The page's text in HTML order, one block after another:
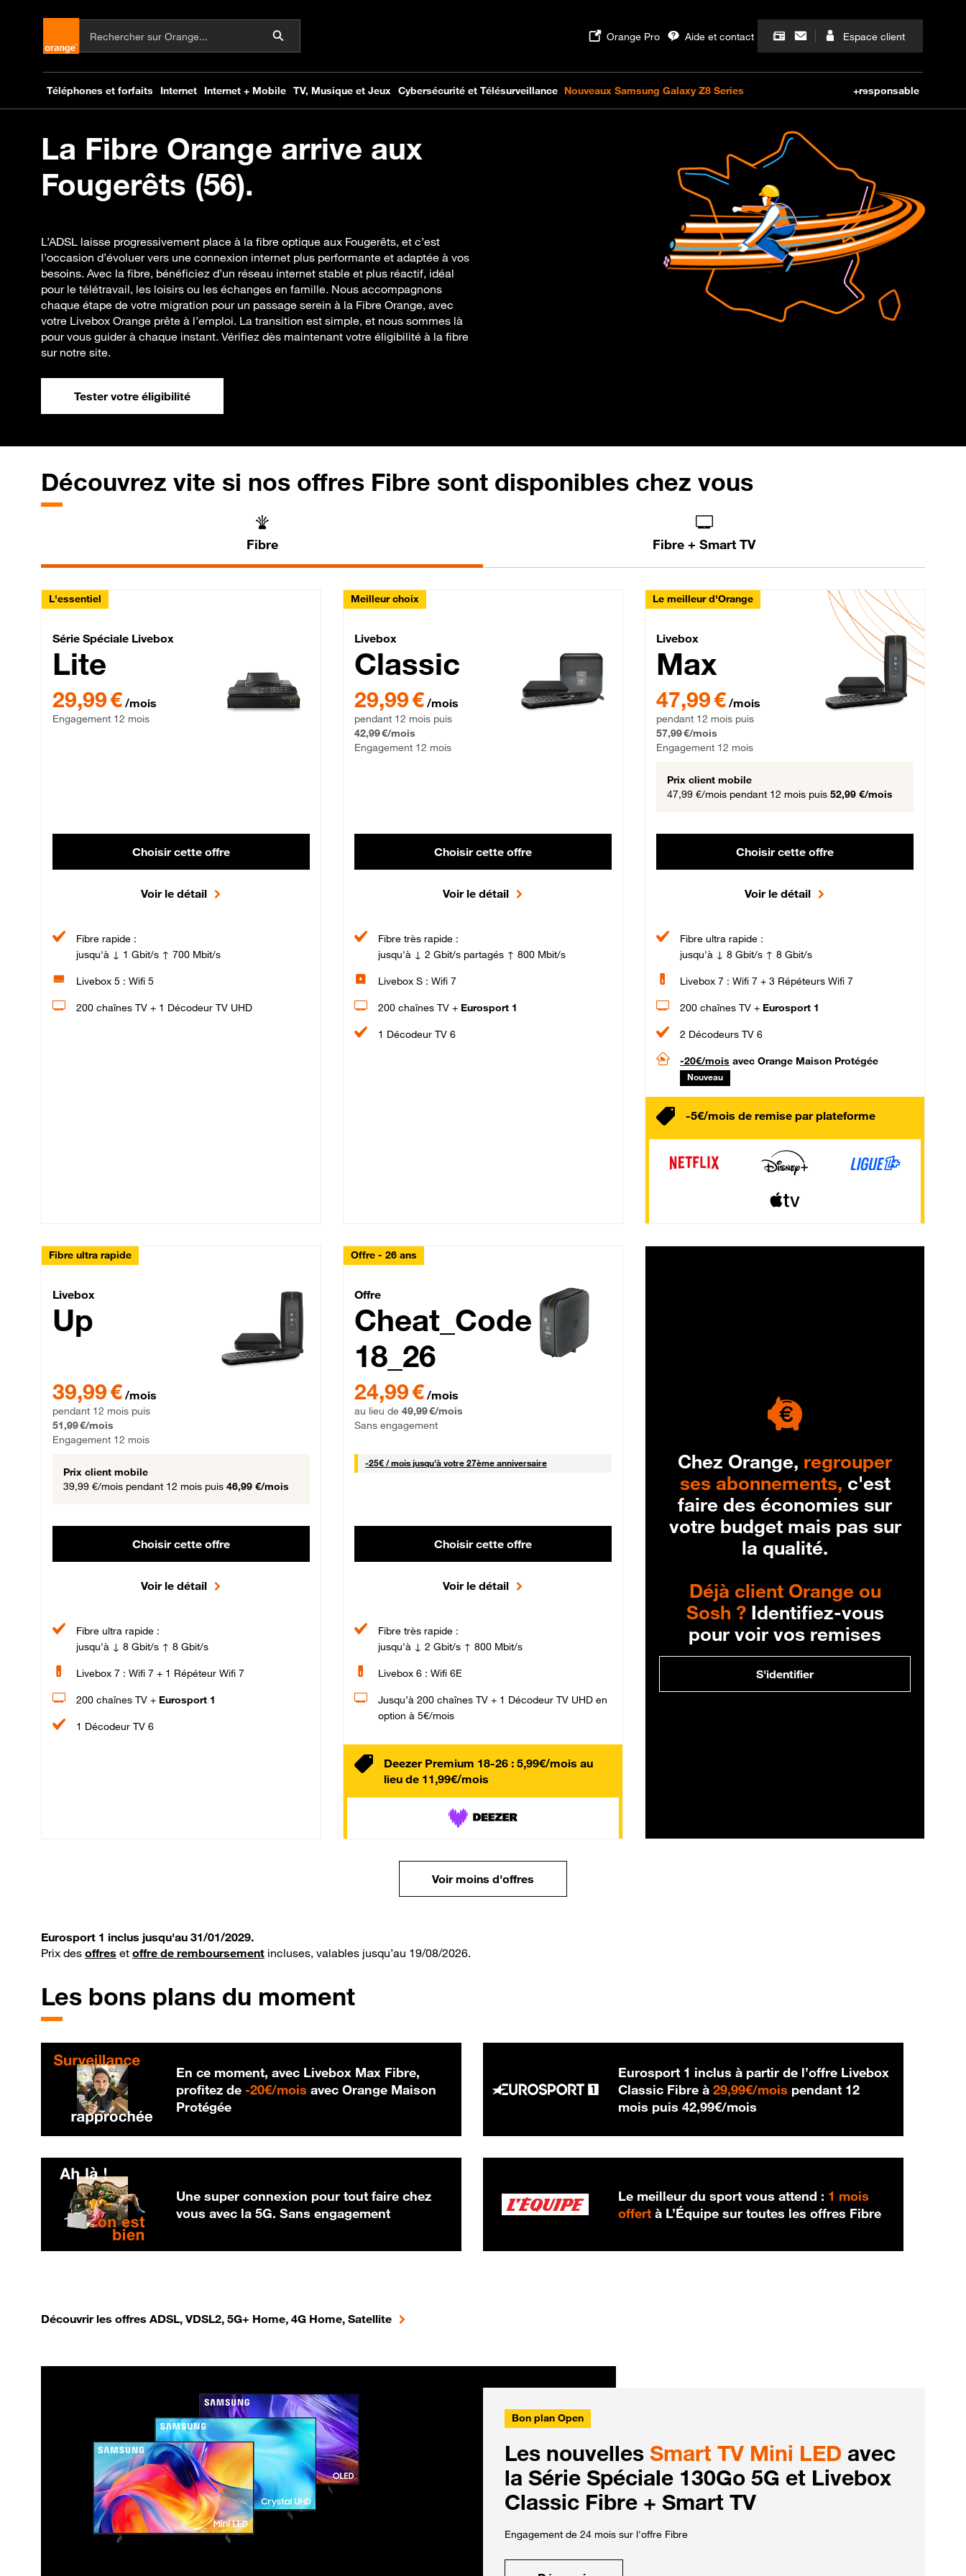
La Fibre Orange arrive aux
Fougerêts (56).
L’ADSL laisse progressivement place à la fibre optique aux Fougerêts, et c’est
l’occasion d’évoluer vers une connexion internet plus performante et adaptée à vos
besoins. Avec la fibre, bénéficiez d’un réseau internet stable et plus réactif, idéal
pour le télétravail, les loisirs ou les échanges en famille. Nous accompagnons
chaque étape de votre migration pour un passage serein à la Fibre Orange, avec
votre Livebox Orange prête à l’emploi. La transition est simple, et nous sommes là
pour vous guider à chaque instant. Vérifiez dès maintenant votre éligibilité à la fibre
sur notre site.
Tester votre éligibilité
Découvrez vite si nos offres Fibre sont disponibles chez vous
Fibre Fibre + Smart TV
L'essentiel
Série Spéciale Livebox Lite Fibre
Série Spéciale Livebox
Lite
29,99 € par mois , Engagement 12 mois
29,99 € /mois
Engagement 12 mois
Choisir cette offre
Voir le détail
Fibre rapide :
jusqu'à ↓ 1 Gbit/s ↑ 700 Mbit/s
Livebox 5 : Wifi 5
200 chaînes TV + 1 Décodeur TV UHD
Meilleur choix
Livebox Classic Fibre
Livebox
Classic
29,99 € par mois pendant 12 mois puis 42,99 € par mois, Engagement 12 mois
29,99 € /mois
pendant 12 mois puis
42,99 €/mois
Engagement 12 mois
Choisir cette offre
Voir le détail
Fibre très rapide :
jusqu'à ↓ 2 Gbit/s partagés ↑ 800 Mbit/s
Livebox S : Wifi 7
200 chaînes TV + Eurosport 1
1 Décodeur TV 6
Le meilleur d'Orange
Livebox Max Fibre
Livebox
Max
47,99 € par mois pendant 12 mois puis 57,99 € par mois,
47,99 € /mois
pendant 12 mois puis
57,99 €/mois
Engagement 12 mois
Prix client mobile
47,99 €/mois pendant 12 mois puis 52,99 €/mois
Choisir cette offre
Voir le détail
Fibre ultra rapide :
jusqu'à ↓ 8 Gbit/s ↑ 8 Gbit/s
Livebox 7 : Wifi 7 + 3 Répéteurs Wifi 7
200 chaînes TV + Eurosport 1
2 Décodeurs TV 6
-20€/mois avec Orange Maison Protégée
Nouveau
-5€/mois de remise par plateforme
Fibre ultra rapide
Livebox Up Fibre
Livebox
Up
39,99 € /mois
pendant 12 mois puis
51,99 €/mois
Engagement 12 mois
Prix client mobile
39,99 €/mois pendant 12 mois puis 46,99 €/mois
Choisir cette offre
Voir le détail
Fibre ultra rapide :
jusqu'à ↓ 8 Gbit/s ↑ 8 Gbit/s
Livebox 7 : Wifi 7 + 1 Répéteur Wifi 7
200 chaînes TV + Eurosport 1
1 Décodeur TV 6
Offre - 26 ans
Cheat_Code Fibre_18_26
Offre
Cheat_Code
18_26
24,99 € /mois
au lieu de 49,99 €/mois
Sans engagement
-25€ / mois25 € par mois
jusqu'à votre 27ème anniversaire
Choisir cette offre
Voir le détail
Fibre très rapide :
jusqu'à ↓ 2 Gbit/s ↑ 800 Mbit/s
Livebox 6 : Wifi 6E
Jusqu’à 200 chaînes TV + 1 Décodeur TV UHD en
option à 5€/mois
Deezer Premium 18-26 : 5,99€/mois au
lieu de 11,99€/mois
Chez Orange, regrouper
ses abonnements, c'est
faire des économies sur
votre budget mais pas sur
la qualité.
Déjà client Orange ou
Sosh ?Identifiez-vous
pour voir vos remises
S'identifier
Voir moins d'offres
Eurosport 1 inclus jusqu'au 31/01/2029.
Prix des offres et offre de remboursement incluses, valables jusqu’au 19/08/2026.
Les bons plans du moment
En ce moment, avec Livebox Max Fibre,
profitez de -20€/mois 20 € par mois
avec Orange Maison
Protégée
Eurosport 1 inclus à partir de l’offre Livebox
Classic Fibre à29,99€/mois 29,99 € par mois
pendant 12
mois puis42,99€/mois
Une super connexion pour tout faire chez
vous avec la 5G. Sans engagement
Le meilleur du sport vous attend : 1 mois
offert à L’Équipe sur toutes les offres Fibre
Découvrir les offres ADSL, VDSL2, 5G+ Home, 4G Home, Satellite
Bon plan Open
Les nouvelles Smart TV Mini LED avec
la Série Spéciale 130Go 5G et Livebox
Classic Fibre + Smart TV
Engagement de 24 mois sur l'offre Fibre